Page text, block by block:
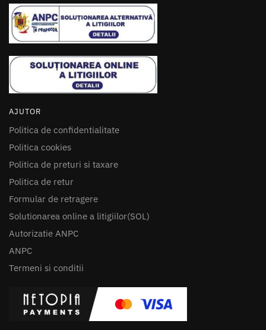
AJUTOR
Politica de confidentialitate
Politica cookies
Politica de preturi si taxare
Politica de retur
Formular de retragere
Solutionarea online a litigiilor(SOL)
Autorizatie ANPC
ANPC
Termeni si conditii